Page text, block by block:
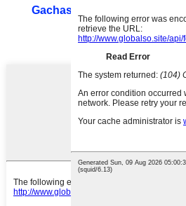
Gachas de avena mixtas